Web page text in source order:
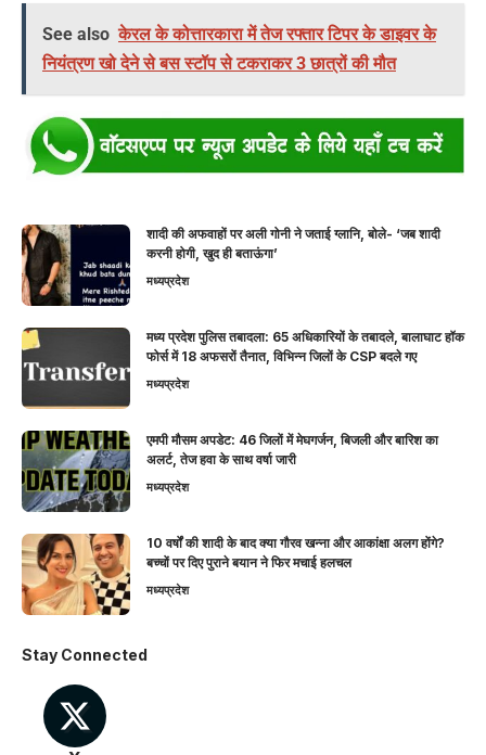
See also केरल के कोत्तारकारा में तेज रफ्तार टिपर के डाइवर के
नियंत्रण खो देने से बस स्टॉप से टकराकर 3 छात्रों की मौत
शादी की अफवाहों पर अली गोनी ने जताई ग्लानि, बोले- ‘जब शादी
करनी होगी, खुद ही बताऊंगा’
मध्यप्रदेश
मध्य प्रदेश पुलिस तबादला: 65 अधिकारियों के तबादले, बालाघाट हॉक
फोर्स में 18 अफसरों तैनात, विभिन्न जिलों के CSP बदले गए
मध्यप्रदेश
एमपी मौसम अपडेट: 46 जिलों में मेघगर्जन, बिजली और बारिश का
अलर्ट, तेज हवा के साथ वर्षा जारी
मध्यप्रदेश
10 वर्षों की शादी के बाद क्या गौरव खन्ना और आकांक्षा अलग होंगे?
बच्चों पर दिए पुराने बयान ने फिर मचाई हलचल
मध्यप्रदेश
Stay Connected